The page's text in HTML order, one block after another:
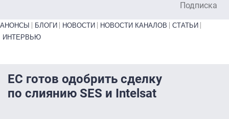
Подписка
Primary links bottom
АНОНСЫ БЛОГИ НОВОСТИ НОВОСТИ КАНАЛОВ
СТАТЬИ
ИНТЕРВЬЮ
ЕС готов одобрить сделку
по слиянию SES и Intelsat